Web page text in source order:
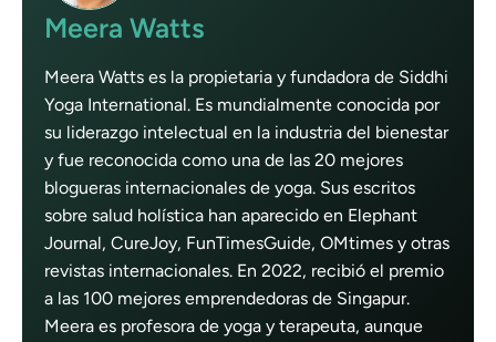
Meera Watts
Meera Watts es la propietaria y fundadora de Siddhi
Yoga International. Es mundialmente conocida por
su liderazgo intelectual en la industria del bienestar
y fue reconocida como una de las 20 mejores
blogueras internacionales de yoga. Sus escritos
sobre salud holística han aparecido en Elephant
Journal, CureJoy, FunTimesGuide, OMtimes y otras
revistas internacionales. En 2022, recibió el premio
a las 100 mejores emprendedoras de Singapur.
Meera es profesora de yoga y terapeuta, aunque